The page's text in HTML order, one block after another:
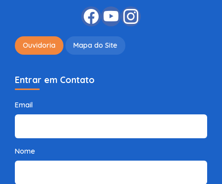
Ouvidoria Mapa do Site
Entrar em Contato
Email
Nome